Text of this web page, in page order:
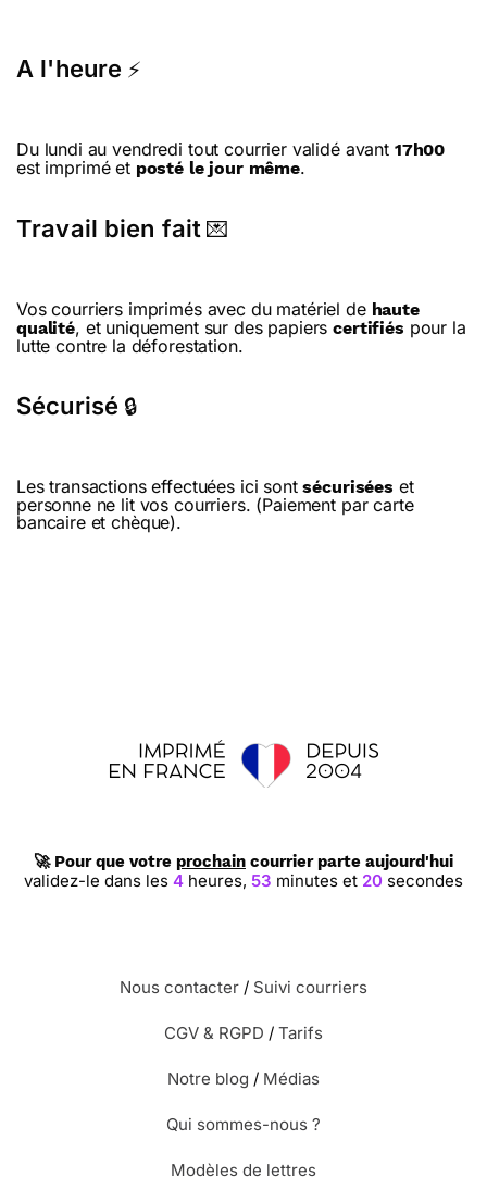
A l'heure ⚡
Du lundi au vendredi tout courrier validé avant 17h00
est imprimé et posté le jour même.
Travail bien fait 💌
Vos courriers imprimés avec du matériel de haute
qualité, et uniquement sur des papierscertifiés pour la
lutte contre la déforestation.
Sécurisé 🔒
Les transactions effectuées ici sontsécurisées et
personne ne lit vos courriers. (Paiement par carte
bancaire et chèque).
🚀 Pour que votre prochain courrier parte aujourd'hui
validez-le dans les4 heures,53 minutes et19secondes
Nous contacter / Suivi courriers
CGV & RGPD / Tarifs
Notre blog / Médias
Qui sommes-nous ?
Modèles de lettres